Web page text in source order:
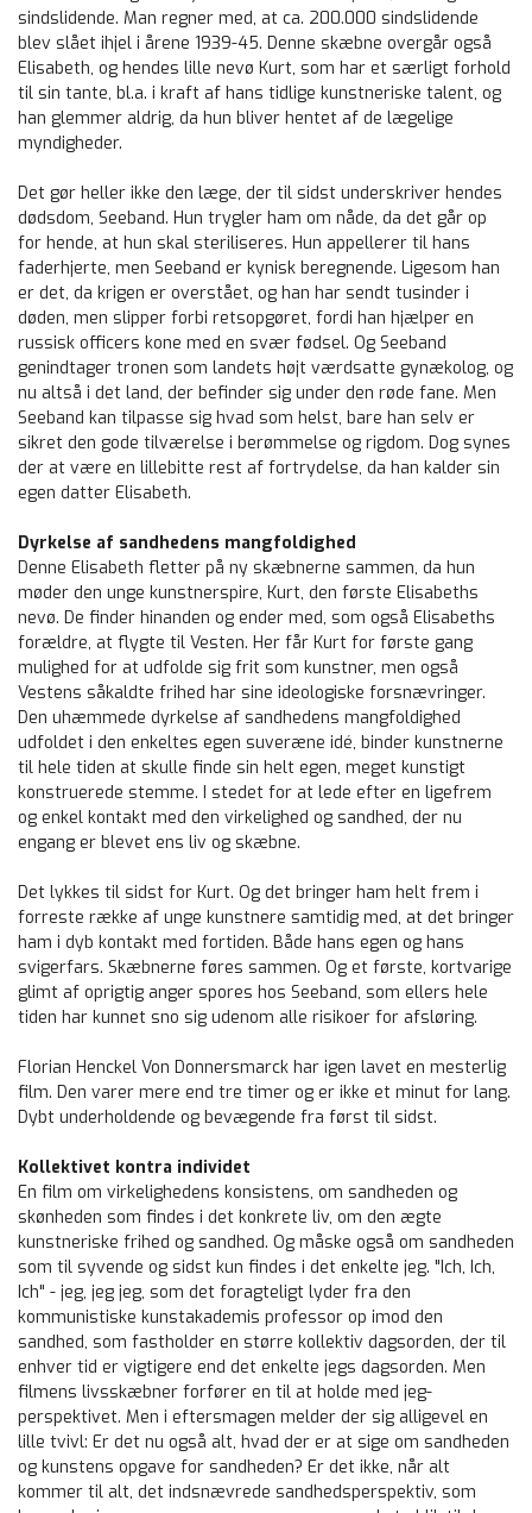
sindslidende. Man regner med, at ca. 200.000 sindslidende
blev slået ihjel i årene 1939-45. Denne skæbne overgår også
Elisabeth, og hendes lille nevø Kurt, som har et særligt forhold
til sin tante, bl.a. i kraft af hans tidlige kunstneriske talent, og
han glemmer aldrig, da hun bliver hentet af de lægelige
myndigheder.
Det gør heller ikke den læge, der til sidst underskriver hendes
dødsdom, Seeband. Hun trygler ham om nåde, da det går op
for hende, at hun skal steriliseres. Hun appellerer til hans
faderhjerte, men Seeband er kynisk beregnende. Ligesom han
er det, da krigen er overstået, og han har sendt tusinder i
døden, men slipper forbi retsopgøret, fordi han hjælper en
russisk officers kone med en svær fødsel. Og Seeband
genindtager tronen som landets højt værdsatte gynækolog, og
nu altså i det land, der befinder sig under den røde fane. Men
Seeband kan tilpasse sig hvad som helst, bare han selv er
sikret den gode tilværelse i berømmelse og rigdom. Dog synes
der at være en lillebitte rest af fortrydelse, da han kalder sin
egen datter Elisabeth.
Dyrkelse af sandhedens mangfoldighed
Denne Elisabeth fletter på ny skæbnerne sammen, da hun
møder den unge kunstnerspire, Kurt, den første Elisabeths
nevø. De finder hinanden og ender med, som også Elisabeths
forældre, at flygte til Vesten. Her får Kurt for første gang
mulighed for at udfolde sig frit som kunstner, men også
Vestens såkaldte frihed har sine ideologiske forsnævringer.
Den uhæmmede dyrkelse af sandhedens mangfoldighed
udfoldet i den enkeltes egen suveræne idé, binder kunstnerne
til hele tiden at skulle finde sin helt egen, meget kunstigt
konstruerede stemme. I stedet for at lede efter en ligefrem
og enkel kontakt med den virkelighed og sandhed, der nu
engang er blevet ens liv og skæbne.
Det lykkes til sidst for Kurt. Og det bringer ham helt frem i
forreste række af unge kunstnere samtidig med, at det bringer
ham i dyb kontakt med fortiden. Både hans egen og hans
svigerfars. Skæbnerne føres sammen. Og et første, kortvarige
glimt af oprigtig anger spores hos Seeband, som ellers hele
tiden har kunnet sno sig udenom alle risikoer for afsløring.
Florian Henckel Von Donnersmarck har igen lavet en mesterlig
film. Den varer mere end tre timer og er ikke et minut for lang.
Dybt underholdende og bevægende fra først til sidst.
Kollektivet kontra individet
En film om virkelighedens konsistens, om sandheden og
skønheden som findes i det konkrete liv, om den ægte
kunstneriske frihed og sandhed. Og måske også om sandheden
som til syvende og sidst kun findes i det enkelte jeg. "Ich, Ich,
Ich" - jeg, jeg jeg, som det foragteligt lyder fra den
kommunistiske kunstakademis professor op imod den
sandhed, som fastholder en større kollektiv dagsorden, der til
enhver tid er vigtigere end det enkelte jegs dagsorden. Men
filmens livsskæbner forfører en til at holde med jeg-
perspektivet. Men i eftersmagen melder der sig alligevel en
lille tvivl: Er det nu også alt, hvad der er at sige om sandheden
og kunstens opgave for sandheden? Er det ikke, når alt
kommer til alt, det indsnævrede sandhedsperspektiv, som